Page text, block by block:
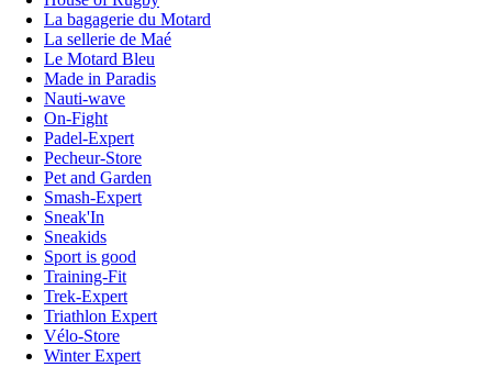
La bagagerie du Motard
La sellerie de Maé
Le Motard Bleu
Made in Paradis
Nauti-wave
On-Fight
Padel-Expert
Pecheur-Store
Pet and Garden
Smash-Expert
Sneak'In
Sneakids
Sport is good
Training-Fit
Trek-Expert
Triathlon Expert
Vélo-Store
Winter Expert